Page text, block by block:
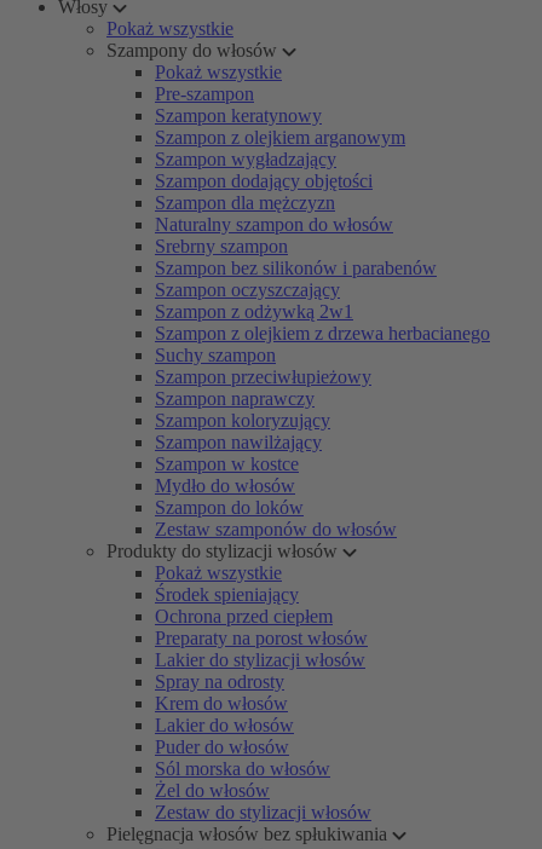
Włosy
Pokaż wszystkie
Szampony do włosów
Pokaż wszystkie
Pre-szampon
Szampon keratynowy
Szampon z olejkiem arganowym
Szampon wygładzający
Szampon dodający objętości
Szampon dla mężczyzn
Naturalny szampon do włosów
Srebrny szampon
Szampon bez silikonów i parabenów
Szampon oczyszczający
Szampon z odżywką 2w1
Szampon z olejkiem z drzewa herbacianego
Suchy szampon
Szampon przeciwłupieżowy
Szampon naprawczy
Szampon koloryzujący
Szampon nawilżający
Szampon w kostce
Mydło do włosów
Szampon do loków
Zestaw szamponów do włosów
Produkty do stylizacji włosów
Pokaż wszystkie
Środek spieniający
Ochrona przed ciepłem
Preparaty na porost włosów
Lakier do stylizacji włosów
Spray na odrosty
Krem do włosów
Lakier do włosów
Puder do włosów
Sól morska do włosów
Żel do włosów
Zestaw do stylizacji włosów
Pielęgnacja włosów bez spłukiwania